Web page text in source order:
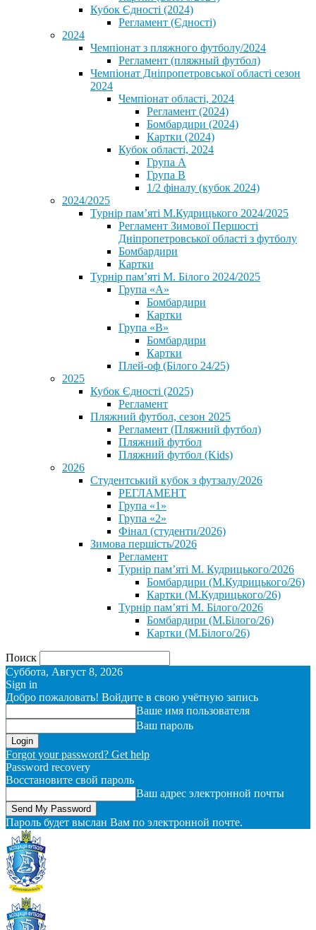
Кубок Єдності (2024)
Регламент (Єдності)
2024
Чемпіонат з пляжного футболу/2024
Регламент (пляжный футбол)
Чемпіонат Дніпропетровської області сезон
2024
Чемпіонат області, 2024
Регламент (2024)
Бомбардири (2024)
Картки (2024)
Кубок області, 2024
Група А
Група В
1/2 фіналу (кубок 2024)
2024/2025
Турнір пам’яті М.Кудрицького 2024/2025
Регламент Зимової Першості
Дніпропетровської області з футболу
Бомбардири
Картки
Турнір пам’яті М. Білого 2024/2025
Група «А»
Бомбардири
Картки
Група «В»
Бомбардири
Картки
Плей-оф (Білого 24/25)
2025
Кубок Єдності (2025)
Регламент
Пляжний футбол, сезон 2025
Регламент (Пляжний футбол)
Пляжний футбол
Пляжний футбол (Kids)
2026
Студентський кубок з футзалу/2026
РЕГЛАМЕНТ
Група «1»
Група «2»
Фінал (студенти/2026)
⁨Зимова першість/2026⁩
Регламент
Турнір пам’яті М. Кудрицького/2026
Бомбардири (М.Кудрицького/26)
Картки (М.Кудрицького/26)
Турнір пам’яті М. Білого/2026
Бомбардири (М.Білого/26)
Картки (М.Білого/26)
Поиск
Суббота, Август 8, 2026
Sign in
Добро пожаловать! Войдите в свою учётную запись
Ваше имя пользователя
Ваш пароль
Forgot your password? Get help
Password recovery
Восстановите свой пароль
Ваш адрес электронной почты
Пароль будет выслан Вам по электронной почте.